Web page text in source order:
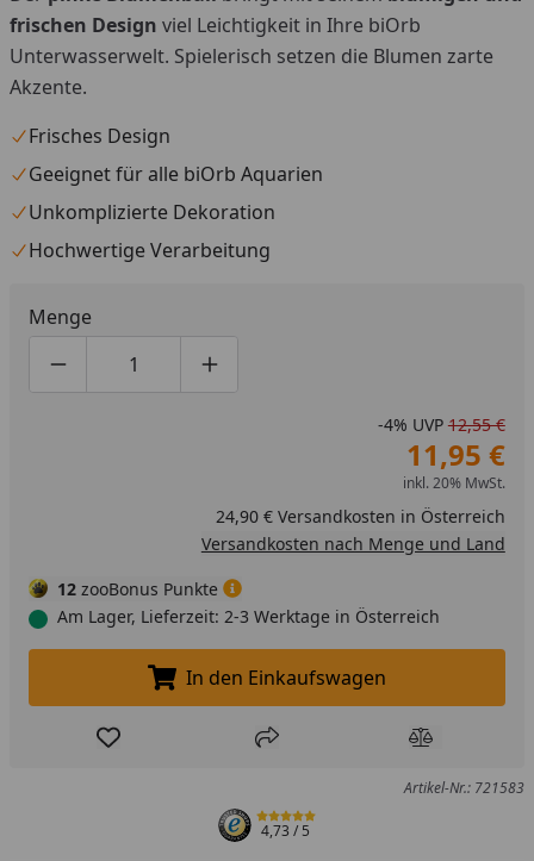
Youtube-Video
frischen Design viel Leichtigkeit in Ihre biOrb
Unterwasserwelt. Spielerisch setzen die Blumen zarte
Akzente.
Frisches Design
Geeignet für alle biOrb Aquarien
Unkomplizierte Dekoration
Hochwertige Verarbeitung
Menge
Produktmenge um eins verringern
Produktmenge manuell eingeben
Produktmenge um eins erhöhen
-4% UVP 12,55 €
11,95 €
inkl. 20% MwSt.
24,90 € Versandkosten in Österreich
Versandkosten nach Menge und Land
12 zooBonus Punkte
Am Lager, Lieferzeit: 2-3 Werktage in Österreich
In den Einkaufswagen legen
In den Einkaufswagen
Produkt zur Wunschliste hinzufügen
Teilen Produkt
Artikel-Nr.: 721583
4,73/ 5